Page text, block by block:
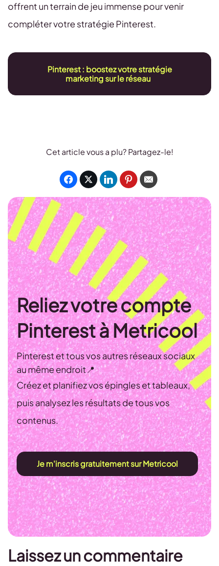
offrent un terrain de jeu immense pour venir
compléter votre stratégie Pinterest.
Pinterest : boostez votre stratégie
marketing sur le réseau
Cet article vous a plu? Partagez-le!
Reliez votre compte
Pinterest à Metricool
Pinterest et tous vos autres réseaux sociaux
au même endroit📍
Créez et planifiez vos épingles et tableaux,
puis analysez les résultats de tous vos
contenus.
Je m'inscris gratuitement sur Metricool
Laissez un commentaire